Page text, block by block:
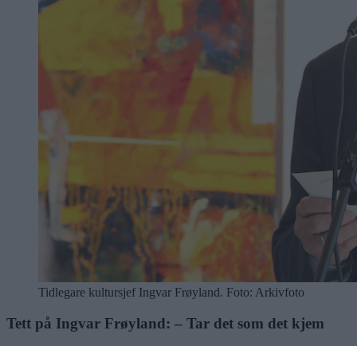
Tidlegare kultursjef Ingvar Frøyland. Foto: Arkivfoto
Tett på Ingvar Frøyland: – Tar det som det kjem